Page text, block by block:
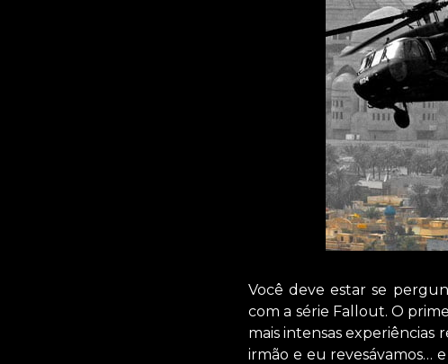
Você deve estar se
com a série Fallout. O
mais intensas experiências
irmão e eu revesávamos…